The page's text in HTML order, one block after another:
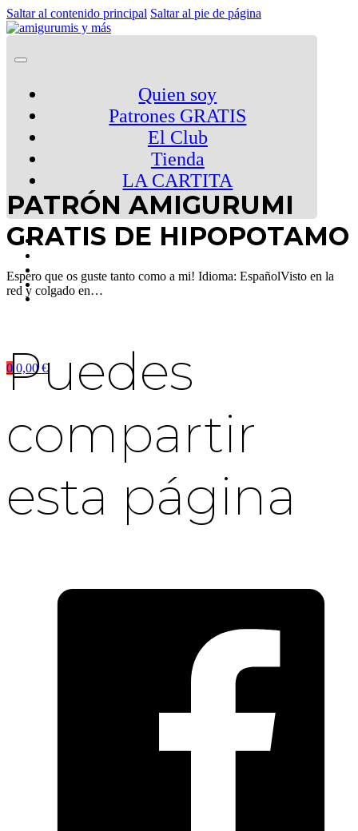
Saltar al contenido principal Saltar al pie de página
Quien soy
Patrones GRATIS
El Club
Tienda
LA CARTITA
0 0,00€
PATRÓN AMIGURUMI
GRATIS DE HIPOPOTAMO
Espero que os guste tanto como a mi! Idioma: EspañolVisto en la
red y colgado en…
Puedes
compartir
esta página